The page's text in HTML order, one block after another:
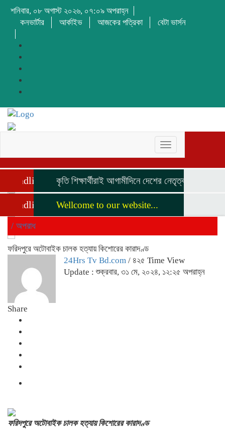
শনিবার, ০৮ অগাস্ট ২০২৬, ০৭:০৯ অপরাহ্ন
কনভার্টার
আর্কাইভ আজকের পত্রিকা বেটা ভার্সন
Toggle
navigation
Headline কৃতি শিক্ষার্থীরাই আগামীদিনে দেশের নেতৃত্ব দিবে মনজুর
Headline Wellcome to our website...
/ অপরাধ
ফরিদপুরে অটোবাইক চালক হত্যায় কিশোরের কারাদণ্ড
24Hrs Tv Bd.com / ৪২৫ Time View
Update : শুক্রবার, ৩১ মে, ২০২৪, ১২:২৫ অপরাহ্ন
Share
ফরিদপুরে অটোবাইক চালক হত্যায় কিশোরের কারাদণ্ড